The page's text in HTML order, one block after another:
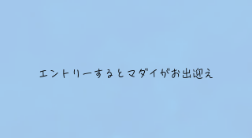
エントリーするとマダイがお出迎え